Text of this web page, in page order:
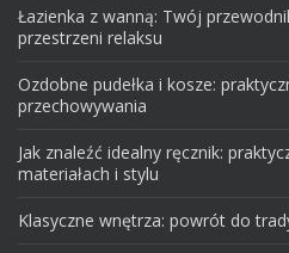
Łazienka z wanną: Twój
przestrzeni relaksu
Ozdobne pudełka i kosze:
przechowywania
Jak znaleźć idealny ręcznik:
materiałach i stylu
Klasyczne wnętrza: powrót do